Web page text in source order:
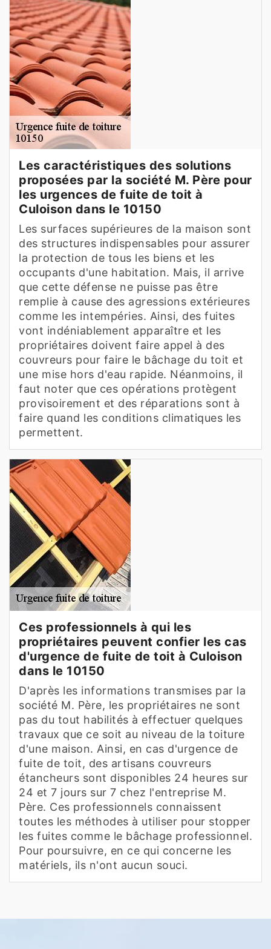
Les caractéristiques des solutions
proposées par la société M. Père pour
les urgences de fuite de toit à
Culoison dans le 10150
Les surfaces supérieures de la maison sont
des structures indispensables pour assurer
la protection de tous les biens et les
occupants d'une habitation. Mais, il arrive
que cette défense ne puisse pas être
remplie à cause des agressions extérieures
comme les intempéries. Ainsi, des fuites
vont indéniablement apparaître et les
propriétaires doivent faire appel à des
couvreurs pour faire le bâchage du toit et
une mise hors d'eau rapide. Néanmoins, il
faut noter que ces opérations protègent
provisoirement et des réparations sont à
faire quand les conditions climatiques les
permettent.
Ces professionnels à qui les
propriétaires peuvent confier les cas
d'urgence de fuite de toit à Culoison
dans le 10150
D'après les informations transmises par la
société M. Père, les propriétaires ne sont
pas du tout habilités à effectuer quelques
travaux que ce soit au niveau de la toiture
d'une maison. Ainsi, en cas d'urgence de
fuite de toit, des artisans couvreurs
étancheurs sont disponibles 24 heures sur
24 et 7 jours sur 7 chez l'entreprise M.
Père. Ces professionnels connaissent
toutes les méthodes à utiliser pour stopper
les fuites comme le bâchage professionnel.
Pour poursuivre, en ce qui concerne les
matériels, ils n'ont aucun souci.